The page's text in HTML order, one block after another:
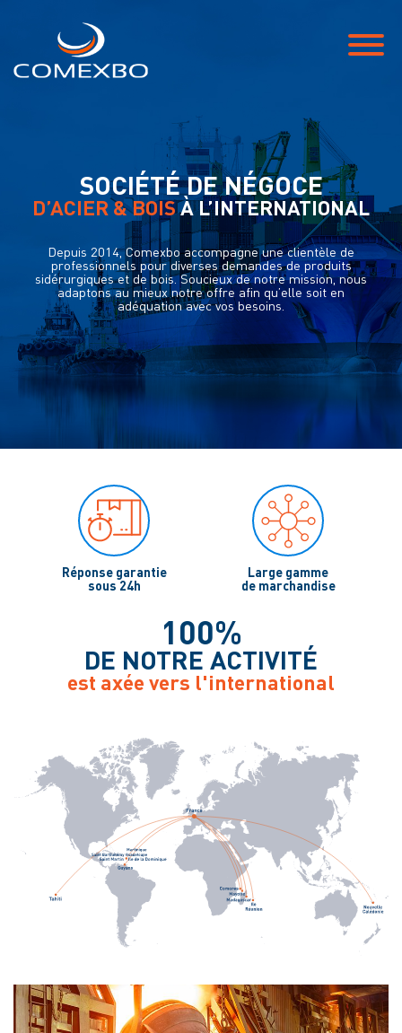
SOCIÉTÉ DE NÉGOCE
D’ACIER & BOISÀ L’INTERNATIONAL
Depuis 2014, Comexbo accompagne une clientèle de
professionnels pour diverses demandes de produits
sidérurgiques et de bois. Soucieux de notre mission, nous
adaptons au mieux notre offre afin qu’elle soit en
adéquation avec vos besoins.
Réponse garantie
sous 24h
Large gamme
de marchandise
100%
DE NOTRE ACTIVITÉ
est axée vers l'international